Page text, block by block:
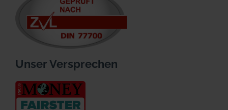
Unser Versprechen